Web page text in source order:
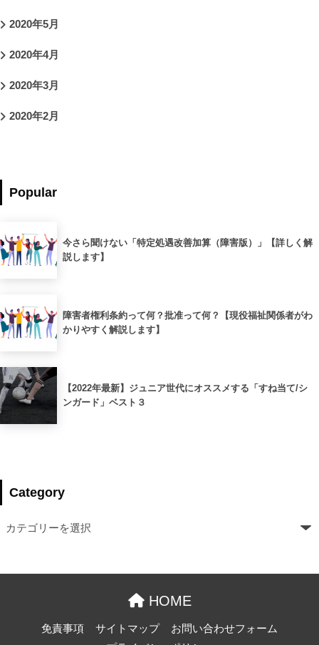
2020年5月
2020年4月
2020年3月
2020年2月
Popular
今さら聞けない「特定処遇改善加算（障害版）」【詳しく解
説します】
障害者権利条約って何？批准って何？【現役福祉関係者がわ
かりやすく解説します】
【2022年最新】ジュニア世代にオススメする「すね当て/シ
ンガード」ベスト３
Category
HOME
免責事項 サイトマップ
お問い合わせフォーム